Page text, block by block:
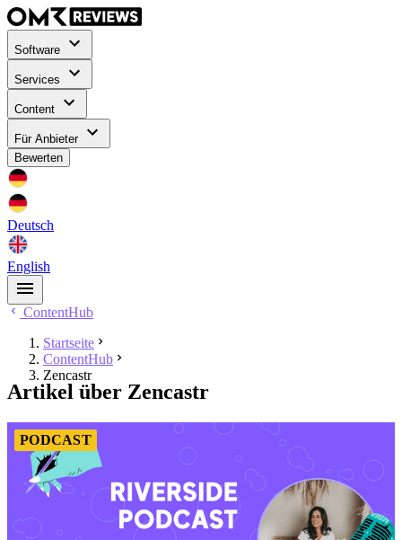
Software
Services
Content
Für Anbieter
Bewerten
Deutsch
English
ContentHub
Startseite
ContentHub
Zencastr
Artikel über Zencastr
PODCAST